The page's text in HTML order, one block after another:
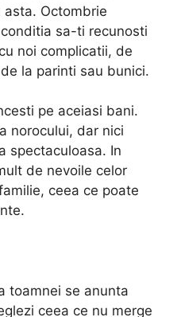
asta. Octombrie
sa-ti recunosti
noi complicatii, de
la parinti sau bunici.
pe aceiasi bani.
norocului, dar nici
spectaculoasa. In
de nevoile celor
ceea ce poate
toamnei se anunta
ceea ce nu merge